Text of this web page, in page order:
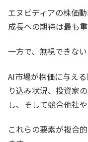
エヌビディアの株価
成長への期待は最も重
一方で、無視できな
AI市場が株価に与え
り込み状況、投資家
し、そして競合他社
これらの要素が複合